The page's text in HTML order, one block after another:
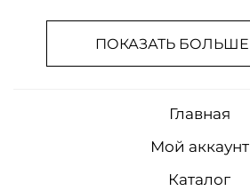
ПОКАЗАТЬ БОЛЬШЕ
Главная
Мой аккаунт
Каталог